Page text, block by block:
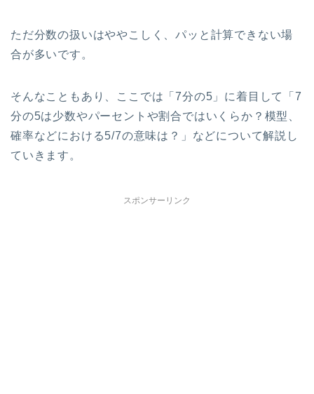
ただ分数の扱いはややこしく、パッと計算できない場
合が多いです。
そんなこともあり、ここでは「7分の5」に着目して「7
分の5は少数やパーセントや割合ではいくらか？模型、
確率などにおける5/7の意味は？」などについて解説し
ていきます。
スポンサーリンク